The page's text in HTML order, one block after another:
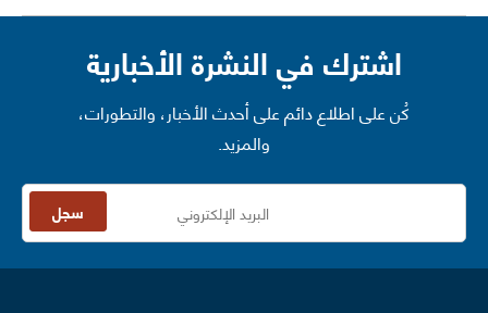
اشترك في النشرة الأخبارية
كُن على اطلاع دائم على أحدث الأخبار، والتطورات،
والمزيد.
سجل